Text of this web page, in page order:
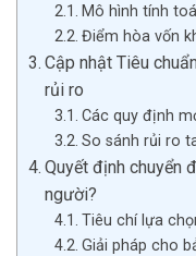
Mô hình tính
Điểm hòa vốn
Cập nhật Tiêu
rủi ro
Các quy định
So sánh rủi ro
Quyết định chuyển
người?
Tiêu chí lựa
Giải pháp cho